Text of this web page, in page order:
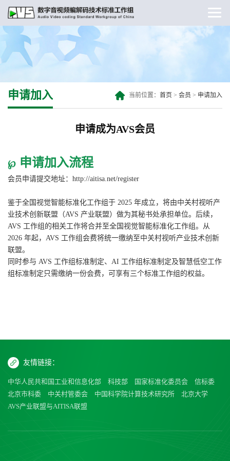
申请加入 当前位置： 首页 > 会员 > 申请加入
申请成为AVS会员
℘ 申请加入流程
会员申请提交地址： http://aitisa.net/register
鉴于全国视觉智能标准化工作组于 2025 年成立，将由中关村视听产
业技术创新联盟（AVS 产业联盟）做为其秘书处承担单位。后续，
AVS 工作组的相关工作将合并至全国视觉智能标准化工作组。从
2026 年起，AVS 工作组会费将统一缴纳至中关村视听产业技术创新
联盟。
同时参与 AVS 工作组标准制定、AI 工作组标准制定及智慧低空工作
组标准制定只需缴纳一份会费，可享有三个标准工作组的权益。
友情链接：
中华人民共和国工业和信息化部 科技部 国家标准化委员会
信标委
北京市科委
中关村管委会 中国科学院计算技术研究所
北京大学
AVS产业联盟与AITISA联盟